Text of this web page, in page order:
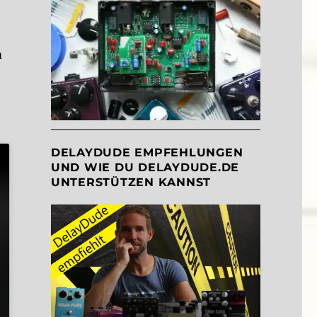
DELAYDUDE EMPFEHLUNGEN
UND WIE DU DELAYDUDE.DE
UNTERSTÜTZEN KANNST